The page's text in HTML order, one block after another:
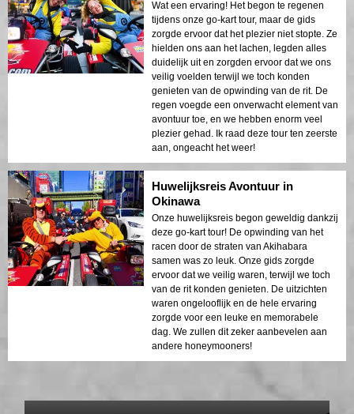
Wat een ervaring! Het begon te regenen
tijdens onze go-kart tour, maar de gids
zorgde ervoor dat het plezier niet stopte. Ze
hielden ons aan het lachen, legden alles
duidelijk uit en zorgden ervoor dat we ons
veilig voelden terwijl we toch konden
genieten van de opwinding van de rit. De
regen voegde een onverwacht element van
avontuur toe, en we hebben enorm veel
plezier gehad. Ik raad deze tour ten zeerste
aan, ongeacht het weer!
Huwelijksreis Avontuur in
Okinawa
Onze huwelijksreis begon geweldig dankzij
deze go-kart tour! De opwinding van het
racen door de straten van Akihabara
samen was zo leuk. Onze gids zorgde
ervoor dat we veilig waren, terwijl we toch
van de rit konden genieten. De uitzichten
waren ongelooflijk en de hele ervaring
zorgde voor een leuke en memorabele
dag. We zullen dit zeker aanbevelen aan
andere honeymooners!